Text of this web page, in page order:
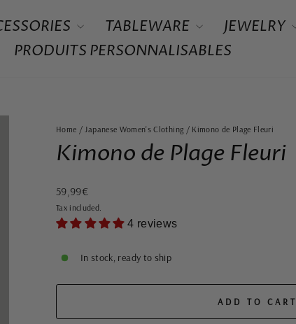
TABLEWARE
JEWELRY
PRODUITS PERSONNALISABLES
Home / Japanese Women's Clothing / Kimono de Plage Fleuri
Kimono de Plage Fleuri
Regular
price
59,99€
Tax included.
4 reviews
In stock, ready to ship
ADD TO CART